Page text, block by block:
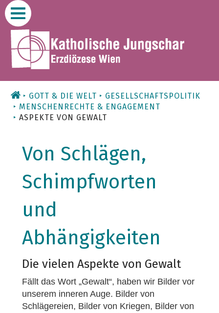
Zum
Inhalt
GOTT & DIE WELT
GESELLSCHAFTSPOLITIK
MENSCHENRECHTE & ENGAGEMENT
ASPEKTE VON GEWALT
Von Schlägen,
Schimpfworten
und
Abhängigkeiten
Die vielen Aspekte von Gewalt
Fällt das Wort „Gewalt“, haben wir Bilder vor
unserem inneren Auge. Bilder von
Schlägereien, Bilder von Kriegen, Bilder von